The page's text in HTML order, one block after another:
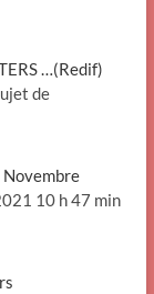
…(Redif)
de
Novembre
10 h 47 min